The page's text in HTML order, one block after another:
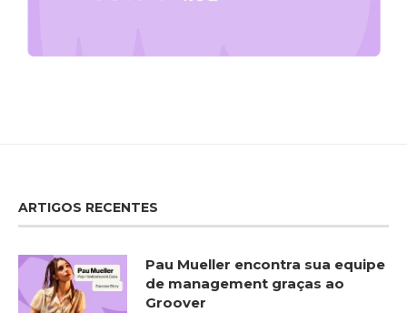
ARTIGOS RECENTES
Pau Mueller encontra sua equipe
de management graças ao
Groover